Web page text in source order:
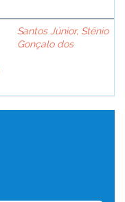
Santos Júnior, Stênio
Gonçalo dos